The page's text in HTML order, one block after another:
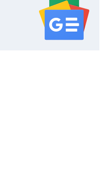
serwisu